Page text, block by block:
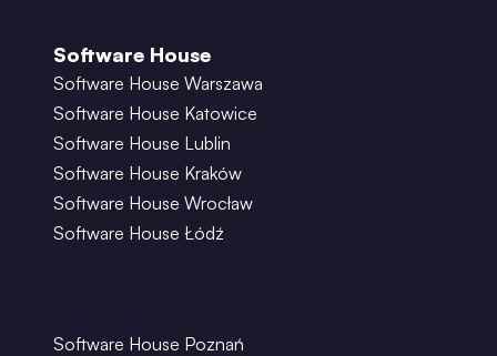
Software House
Software House Warszawa
Software House Katowice
Software House Lublin
Software House Kraków
Software House Wrocław
Software House Łódź
Software House Poznań